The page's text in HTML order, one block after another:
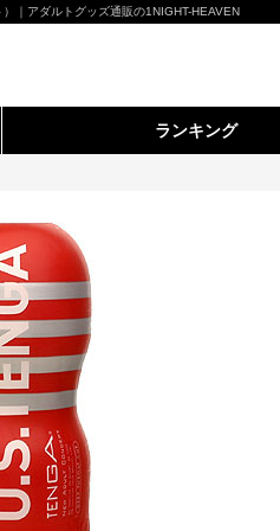
｜アダルトグッズ通販の1NIGHT-HEAVEN
ランキング